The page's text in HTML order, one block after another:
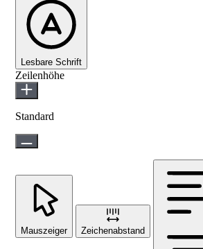
Lesbare Schrift
Zeilenhöhe
Standard
Mauszeiger Zeichenabstand